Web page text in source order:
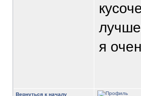
я
Вернуться к началу